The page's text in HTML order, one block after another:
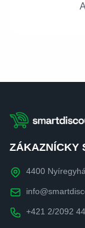
ZÁKAZNÍCKY
4400
+421 2/2092